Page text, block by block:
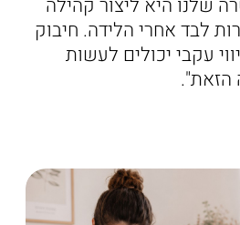
שלנו היא ליצור קהילה
לבד אחרי הלידה. חיבוק
עקבי יכולים לעשות
הזאת".